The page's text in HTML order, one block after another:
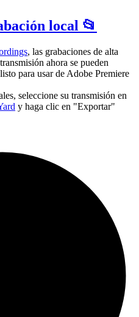
local 📂
, las grabaciones de alta
ahora se pueden
para usar de Adobe Premiere
seleccione su transmisión en
y haga clic en "Exportar"